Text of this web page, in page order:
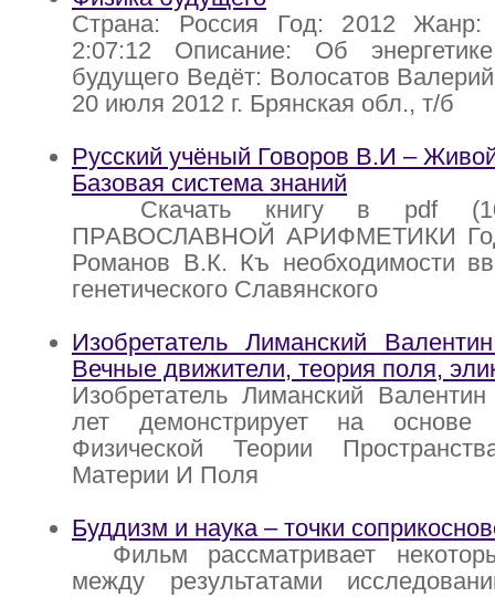
Страна: Россия Год: 2012 Жанр:
2:07:12 Описание: Об
будущего Ведёт: Волосатов
20 июля 2012 г. Брянская обл., т/б
Русский учёный Говоров В.И –
Базовая система знаний
Скачать книгу в pdf
ПРАВОСЛАВНОЙ АРИФМЕТИКИ
Романов В.К. Къ необходимости
генетического Славянского
Изобретатель Лиманский
Вечные движители, теория поля,
Изобретатель Лиманский
лет демонстрирует на основе
Физической Теории
Материи И Поля
Буддизм и наука – точки
Фильм рассматривает
между результатами